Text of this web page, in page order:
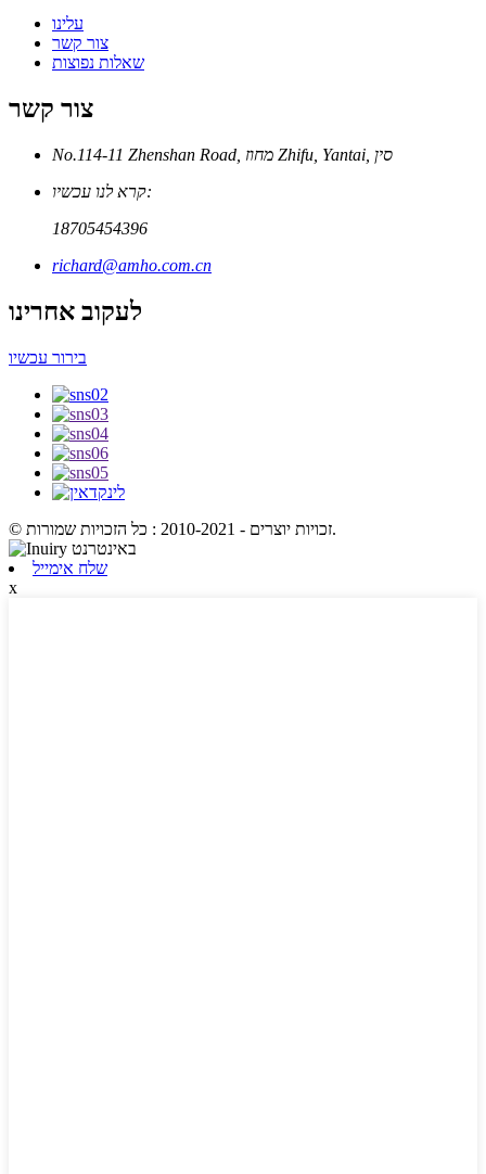
עלינו
צור קשר
שאלות נפוצות
צור קשר
No.114-11 Zhenshan Road, מחוז Zhifu, Yantai, סין
קרא לנו עכשיו:
18705454396
richard@amho.com.cn
לעקוב אחרינו
בירור עכשיו
© זכויות יוצרים - 2010-2021 : כל הזכויות שמורות.
שלח אימייל
x